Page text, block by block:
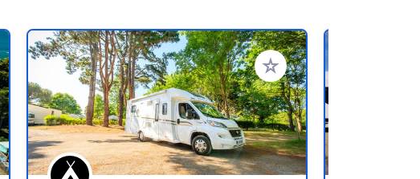
favorites Add to your favorites